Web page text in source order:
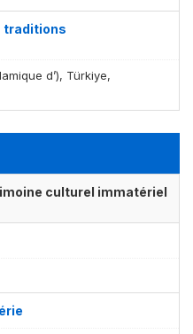
traditions
d’), Türkiye,
culturel immatériel